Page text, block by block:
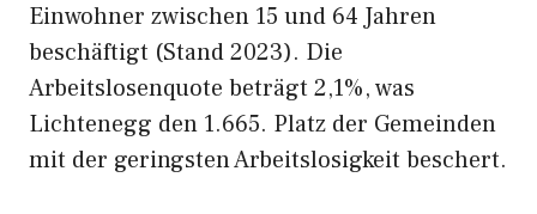
Einwohner zwischen 15 und 64 Jahren
beschäftigt (Stand 2023). Die
Arbeitslosenquote beträgt 2,1%, was
Lichtenegg den 1.665. Platz der Gemeinden
mit der geringsten Arbeitslosigkeit beschert.